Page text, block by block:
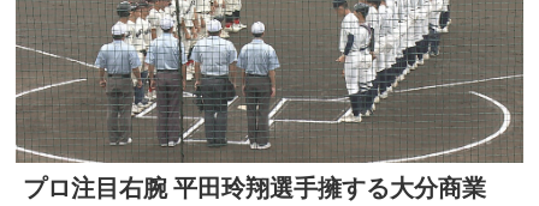
プロ注目右腕 平田玲翔選手擁する大分商業